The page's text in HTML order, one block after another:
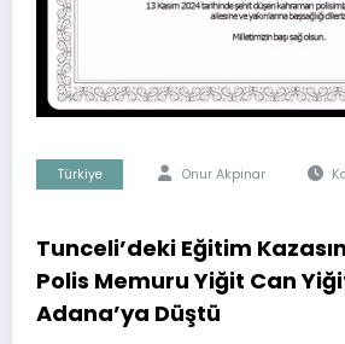
Türkiye Onur Akpinar
Tunceli’deki Eğitim
Polis Memuru Yiğit Can
Adana’ya Düştü